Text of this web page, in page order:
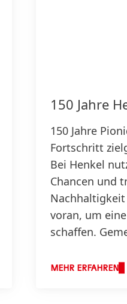
150 Jahre
150 Jahre
Fortschritt
Bei Henkel
Chancen und
voran, um
schaffen.
MEHR ERFAHREN